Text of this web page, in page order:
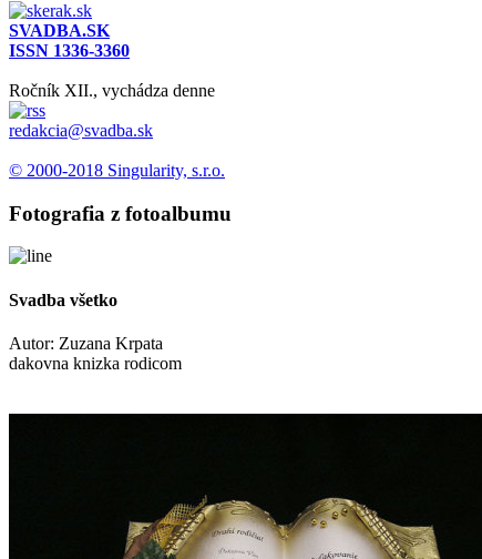
SVADBA.SK
ISSN 1336-3360
Ročník XII., vychádza denne
redakcia@svadba.sk
© 2000-2018 Singularity, s.r.o.
Fotografia z fotoalbumu
Svadba všetko
Autor: Zuzana Krpata
dakovna knizka rodicom